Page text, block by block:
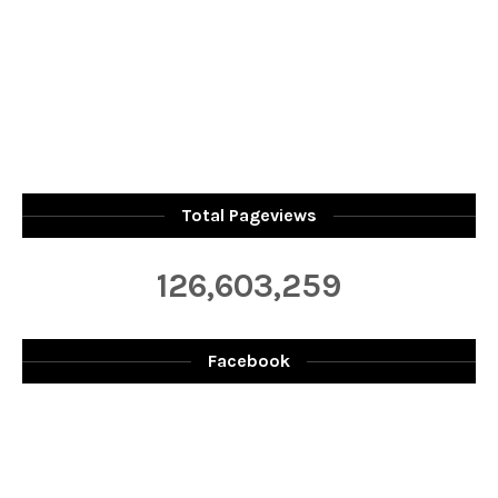
Total Pageviews
126,603,259
Facebook